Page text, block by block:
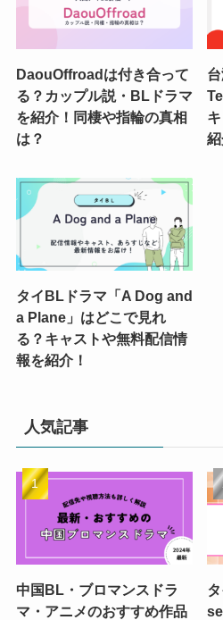
DaouOffroadは付き合って
る？カップル説・BLドラマ
を紹介！同棲や指輪の真相
は？
紹
タイBLドラマ「A Dog and
a Plane」はどこで見れ
る？キャストや無料配信情
報を紹介！
人気記事
中国BL・ブロマンスドラ
マ・アニメのおすすめ作品